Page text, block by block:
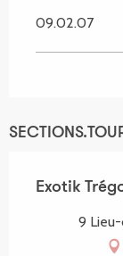
09.02.07
Exotik
9 Lieu-